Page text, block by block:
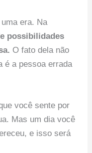
era. Na
possibilidades
O fato dela não
é a pessoa errada
você sente por
Mas um dia você
e isso será